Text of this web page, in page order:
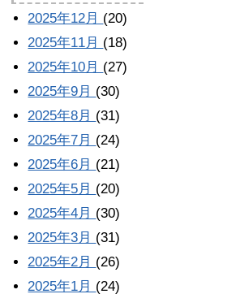
2025年12月 (20)
2025年11月 (18)
2025年10月 (27)
2025年9月 (30)
2025年8月 (31)
2025年7月 (24)
2025年6月 (21)
2025年5月 (20)
2025年4月 (30)
2025年3月 (31)
2025年2月 (26)
2025年1月 (24)